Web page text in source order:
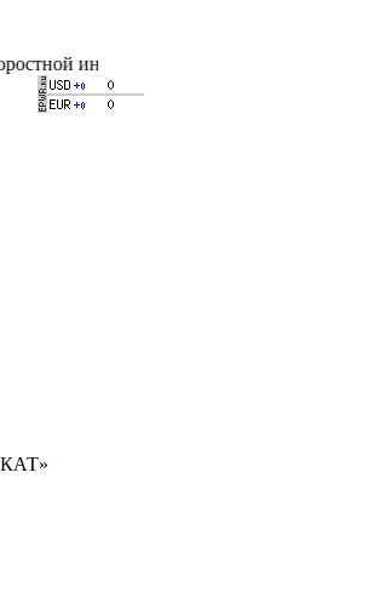
качественное цифровое и